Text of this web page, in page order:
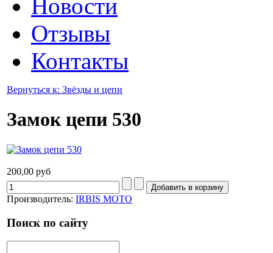
Новости
Отзывы
Контакты
Вернуться к: Звёзды и цепи
Замок цепи 530
200,00 руб
Производитель: IRBIS MOTO
Поиск по сайту